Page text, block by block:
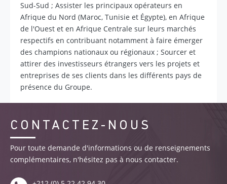
Sud-Sud ; Assister les principaux opérateurs en
Afrique du Nord (Maroc, Tunisie et Égypte), en Afrique
de l'Ouest et en Afrique Centrale sur leurs marchés
respectifs en contribuant notamment à faire émerger
des champions nationaux ou régionaux ; Sourcer et
attirer des investisseurs étrangers vers les projets et
entreprises de ses clients dans les différents pays de
présence du Groupe.
CONTACTEZ-NOUS
Pour toute demande d'informations ou de renseignements
complémentaires, n'hésitez pas à nous contacter.